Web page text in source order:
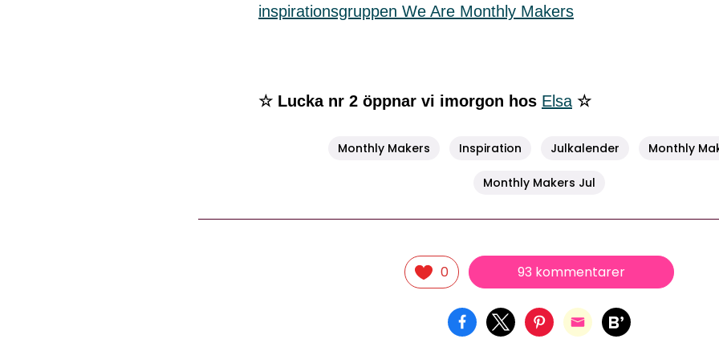
inspirationsgruppen We Are Monthly Makers
☆ Lucka nr 2 öppnar vi imorgon hos Elsa ☆
Monthly Makers Inspiration Julkalender Monthly
Monthly Makers Jul
0 93 kommentarer